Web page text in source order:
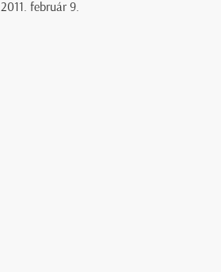
2011. február 9.